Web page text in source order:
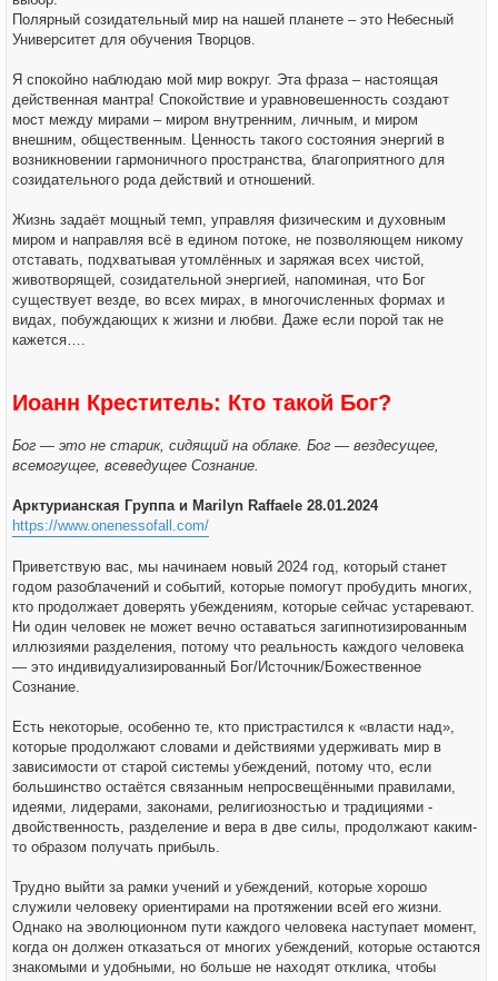
Полярный созидательный мир на нашей планете – это Небесный
Университет для обучения Творцов.
Я спокойно наблюдаю мой мир вокруг. Эта фраза – настоящая
действенная мантра! Спокойствие и уравновешенность создают
мост между мирами – миром внутренним, личным, и миром
внешним, общественным. Ценность такого состояния энергий в
возникновении гармоничного пространства, благоприятного для
созидательного рода действий и отношений.
Жизнь задаёт мощный темп, управляя физическим и духовным
миром и направляя всё в едином потоке, не позволяющем никому
отставать, подхватывая утомлённых и заряжая всех чистой,
животворящей, созидательной энергией, напоминая, что Бог
существует везде, во всех мирах, в многочисленных формах и
видах, побуждающих к жизни и любви. Даже если порой так не
кажется….
Иоанн Креститель: Кто такой Бог?
Бог — это не старик, сидящий на облаке. Бог — вездесущее,
всемогущее, всеведущее Сознание.
Арктурианская Группа и Marilyn Raffaele 28.01.2024
https://www.onenessofall.com/
Приветствую вас, мы начинаем новый 2024 год, который станет
годом разоблачений и событий, которые помогут пробудить многих,
кто продолжает доверять убеждениям, которые сейчас устаревают.
Ни один человек не может вечно оставаться загипнотизированным
иллюзиями разделения, потому что реальность каждого человека
— это индивидуализированный Бог/Источник/Божественное
Сознание.
Есть некоторые, особенно те, кто пристрастился к «власти над»,
которые продолжают словами и действиями удерживать мир в
зависимости от старой системы убеждений, потому что, если
большинство остаётся связанным непросвещёнными правилами,
идеями, лидерами, законами, религиозностью и традициями -
двойственность, разделение и вера в две силы, продолжают каким-
то образом получать прибыль.
Трудно выйти за рамки учений и убеждений, которые хорошо
служили человеку ориентирами на протяжении всей его жизни.
Однако на эволюционном пути каждого человека наступает момент,
когда он должен отказаться от многих убеждений, которые остаются
знакомыми и удобными, но больше не находят отклика, чтобы